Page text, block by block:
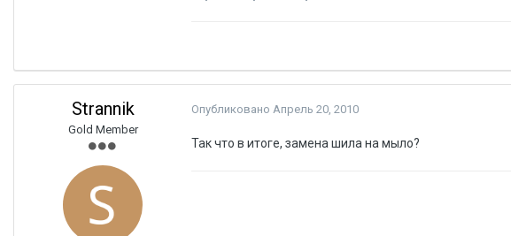
Strannik
Gold Member
Опубликовано Апрель 20, 2010
Так что в итоге, замена шила на мыло?